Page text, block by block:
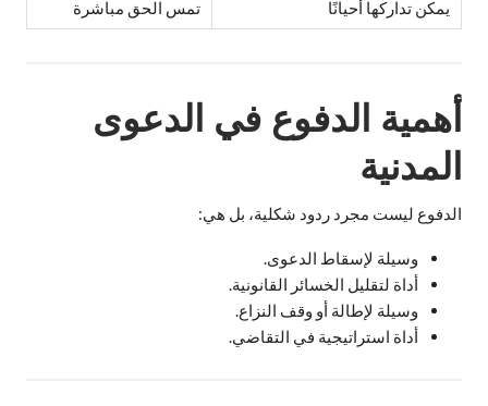
يمكن تداركها أحيانًا تمس الحق مباشرة
أهمية الدفوع في الدعوى
المدنية
الدفوع ليست مجرد ردود شكلية، بل هي:
وسيلة لإسقاط الدعوى.
أداة لتقليل الخسائر القانونية.
وسيلة لإطالة أو وقف النزاع.
أداة استراتيجية في التقاضي.